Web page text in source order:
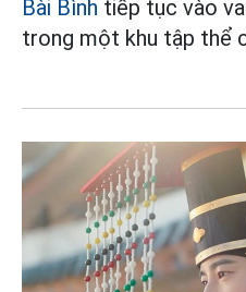
Bài Bình tiếp tục vào
trong một khu tập thể